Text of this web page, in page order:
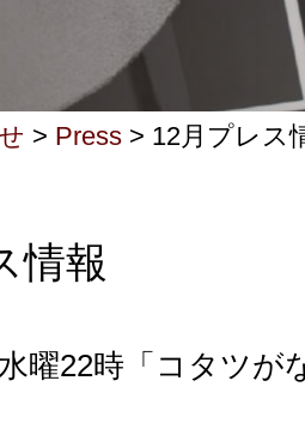
> Press > 12月プレス
情報
曜22時「コタツが